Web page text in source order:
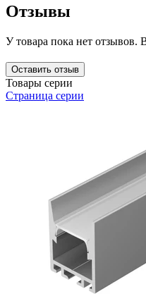
Отзывы
У товара пока нет отзывов.
Оставить отзыв
Товары серии
Страница серии